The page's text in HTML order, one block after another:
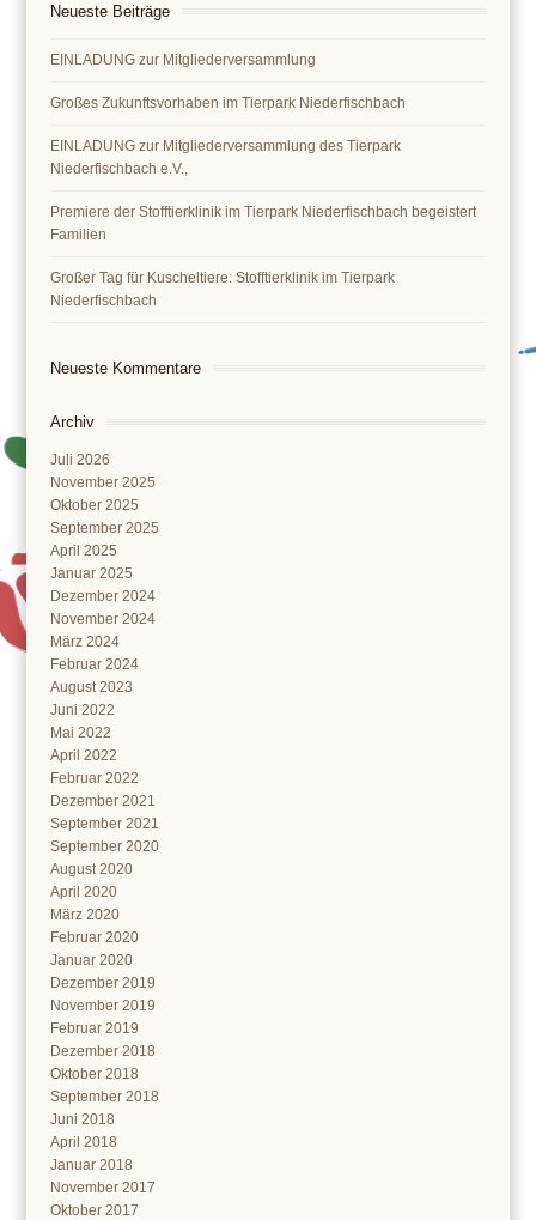
Neueste Beiträge
EINLADUNG zur Mitgliederversammlung
Großes Zukunftsvorhaben im Tierpark Niederfischbach
EINLADUNG zur Mitgliederversammlung des Tierpark
Niederfischbach e.V.,
Premiere der Stofftierklinik im Tierpark Niederfischbach begeistert
Familien
Großer Tag für Kuscheltiere: Stofftierklinik im Tierpark
Niederfischbach
Neueste Kommentare
Archiv
Juli 2026
November 2025
Oktober 2025
September 2025
April 2025
Januar 2025
Dezember 2024
November 2024
März 2024
Februar 2024
August 2023
Juni 2022
Mai 2022
April 2022
Februar 2022
Dezember 2021
September 2021
September 2020
August 2020
April 2020
März 2020
Februar 2020
Januar 2020
Dezember 2019
November 2019
Februar 2019
Dezember 2018
Oktober 2018
September 2018
Juni 2018
April 2018
Januar 2018
November 2017
Oktober 2017